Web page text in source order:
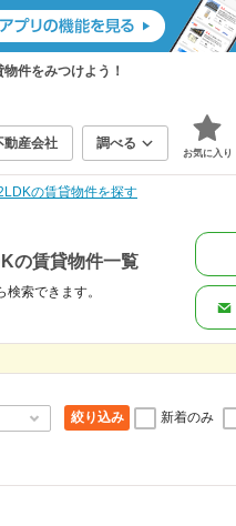
件をみつけよう！
動産会社 調べる
お気に入り
の賃貸物件を探す
の賃貸物件一覧
索できます。
絞り込み 新着のみ